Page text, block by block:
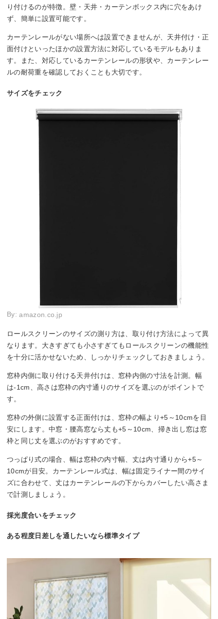
り付けるのが特徴。壁・天井・カーテンボックス内に穴をあけ
ず、簡単に設置可能です。
カーテンレールがない場所へは設置できませんが、天井付け・正
面付けといったほかの設置方法に対応しているモデルもありま
す。また、対応しているカーテンレールの形状や、カーテンレー
ルの耐荷重を確認しておくことも大切です。
サイズをチェック
By:amazon.co.jp
ロールスクリーンのサイズの測り方は、取り付け方法によって異
なります。大きすぎても小さすぎてもロールスクリーンの機能性
を十分に活かせないため、しっかりチェックしておきましょう。
窓枠内側に取り付ける天井付けは、窓枠内側の寸法を計測。幅
は-1cm、高さは窓枠の内寸通りのサイズを選ぶのがポイントで
す。
窓枠の外側に設置する正面付けは、窓枠の幅より+5～10cmを目
安にします。中窓・腰高窓なら丈も+5～10cm、掃き出し窓は窓
枠と同じ丈を選ぶのがおすすめです。
つっぱり式の場合、幅は窓枠の内寸幅、丈は内寸通りから+5～
10cmが目安。カーテンレール式は、幅は固定ライナー間のサイ
ズに合わせて、丈はカーテンレールの下からカバーしたい高さま
で計測しましょう。
採光度合いをチェック
ある程度日差しを通したいなら標準タイプ